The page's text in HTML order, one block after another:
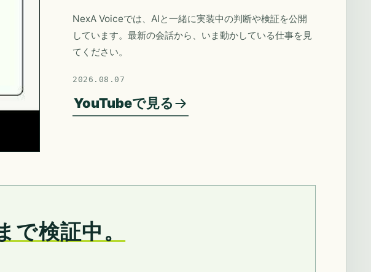
NexA Voiceでは、AIと一緒に実装中の判断や検証を公開
しています。最新の会話から、いま動かしている仕事を見
てください。
2026.08.07
YouTubeで見る
で検証中。